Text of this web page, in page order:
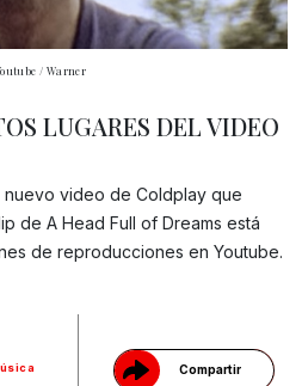
/ Warner
Compartir
Gracias!
LUGARES DEL VIDEO
nuevo video de Coldplay que
de A Head Full of Dreams está
de reproducciones en Youtube.